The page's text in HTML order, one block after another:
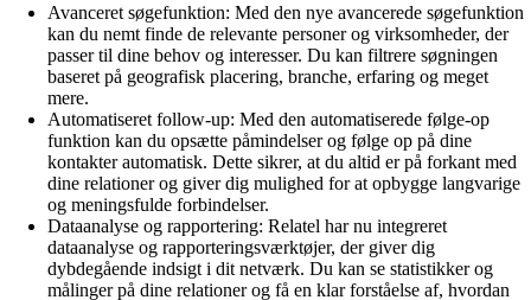
Avanceret søgefunktion: Med den nye avancerede søgefunktion
kan du nemt finde de relevante personer og virksomheder, der
passer til dine behov og interesser. Du kan filtrere søgningen
baseret på geografisk placering, branche, erfaring og meget
mere.
Automatiseret follow-up: Med den automatiserede følge-op
funktion kan du opsætte påmindelser og følge op på dine
kontakter automatisk. Dette sikrer, at du altid er på forkant med
dine relationer og giver dig mulighed for at opbygge langvarige
og meningsfulde forbindelser.
Dataanalyse og rapportering: Relatel har nu integreret
dataanalyse og rapporteringsværktøjer, der giver dig
dybdegående indsigt i dit netværk. Du kan se statistikker og
målinger på dine relationer og få en klar forståelse af, hvordan